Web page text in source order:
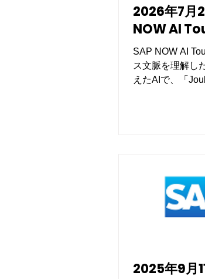
2026年7月
NOW AI
SAP NOW AI
ス文脈を理解し
えたAIで、「
2025年9月